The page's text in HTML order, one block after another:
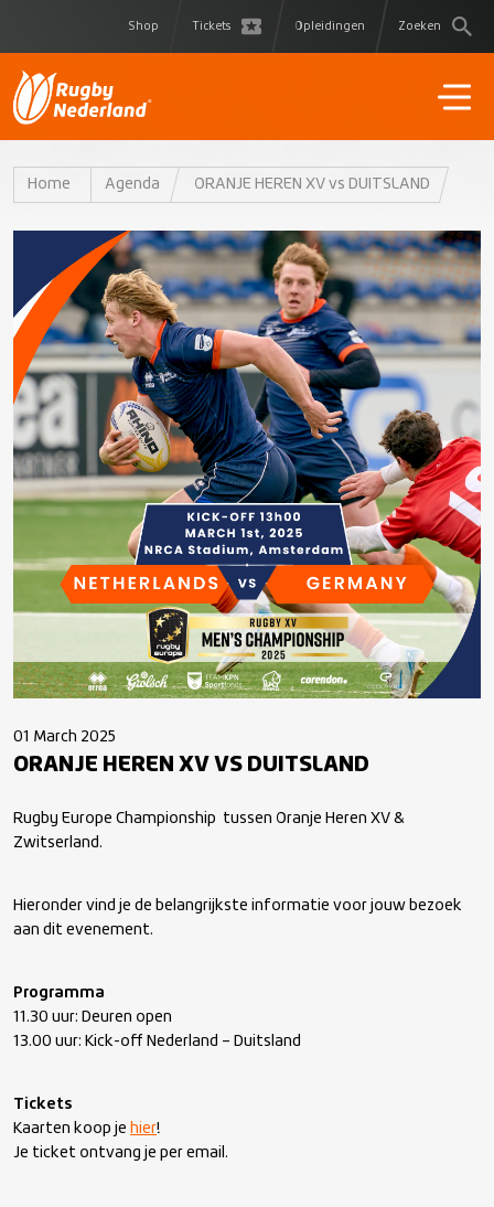
Shop Tickets Opleidingen Zoeken
Home Agenda ORANJE HEREN XV vs DUITSLAND
01 March 2025
ORANJE HEREN XV VS DUITSLAND
Rugby Europe Championship tussen Oranje Heren XV &
Zwitserland.
Hieronder vind je de belangrijkste informatie voor jouw bezoek
aan dit evenement.
Programma
11.30 uur: Deuren open
13.00 uur: Kick-off Nederland – Duitsland
Tickets
Kaarten koop je hier!
Je ticket ontvang je per email.